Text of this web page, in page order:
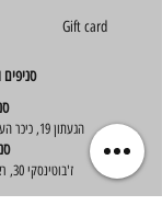
Gift card
הגעתון 19, כיכר העירייה נהריה
ז'בוטינסקי 30, ראשון לציון